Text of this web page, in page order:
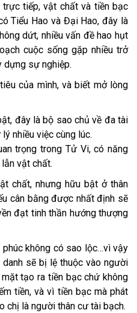
tiếp, vật chất và tiền bạc
Tiểu Hao và Đại Hao, đây là
dứt, nhiều vấn đề hao hụt
cuộc sống gặp nhiều trở
dựng sự nghiệp.
của mình, và biết mở lòng
đây là bộ sao chủ về đa tài
nhiều việc cùng lúc.
trọng trong Tử Vi, có năng
vật chất.
chất, nhưng hữu bật ở thân
cân bằng được nhất định sẽ
đạt tinh thần hướng thượng
không có sao lộc…vì vậy
sẽ bị lệ thuộc vào người
tạo ra tiền bạc chứ không
tiền, và vì tiền bạc mà phát
chị là người thân cư tài bạch.